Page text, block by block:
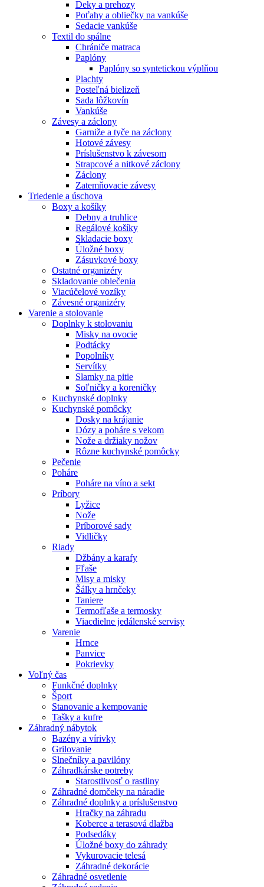
Deky a prehozy
Poťahy a obliečky na vankúše
Sedacie vankúše
Textil do spálne
Chrániče matraca
Paplóny
Paplóny so syntetickou výplňou
Plachty
Posteľná bielizeň
Sada lôžkovín
Vankúše
Závesy a záclony
Garniže a tyče na záclony
Hotové závesy
Príslušenstvo k závesom
Strapcové a nitkové záclony
Záclony
Zatemňovacie závesy
Triedenie a úschova
Boxy a košíky
Debny a truhlice
Regálové košíky
Skladacie boxy
Úložné boxy
Zásuvkové boxy
Ostatné organizéry
Skladovanie oblečenia
Viacúčelové vozíky
Závesné organizéry
Varenie a stolovanie
Doplnky k stolovaniu
Misky na ovocie
Podtácky
Popolníky
Servítky
Slamky na pitie
Soľničky a koreničky
Kuchynské doplnky
Kuchynské pomôcky
Dosky na krájanie
Dózy a poháre s vekom
Nože a držiaky nožov
Rôzne kuchynské pomôcky
Pečenie
Poháre
Poháre na víno a sekt
Príbory
Lyžice
Nože
Príborové sady
Vidličky
Riady
Džbány a karafy
Fľaše
Misy a misky
Šálky a hrnčeky
Taniere
Termofľaše a termosky
Viacdielne jedálenské servisy
Varenie
Hrnce
Panvice
Pokrievky
Voľný čas
Funkčné doplnky
Šport
Stanovanie a kempovanie
Tašky a kufre
Záhradný nábytok
Bazény a vírivky
Grilovanie
Slnečníky a pavilóny
Záhradkárske potreby
Starostlivosť o rastliny
Záhradné domčeky na náradie
Záhradné doplnky a príslušenstvo
Hračky na záhradu
Koberce a terasová dlažba
Podsedáky
Úložné boxy do záhrady
Vykurovacie telesá
Záhradné dekorácie
Záhradné osvetlenie